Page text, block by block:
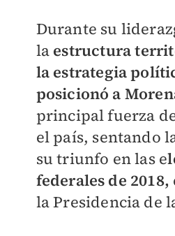
Durante su
la estructura
la estrategia
posicionó a
principal fuerza
el país, sentando
su triunfo en las e
federales de 2018,
la Presidencia de